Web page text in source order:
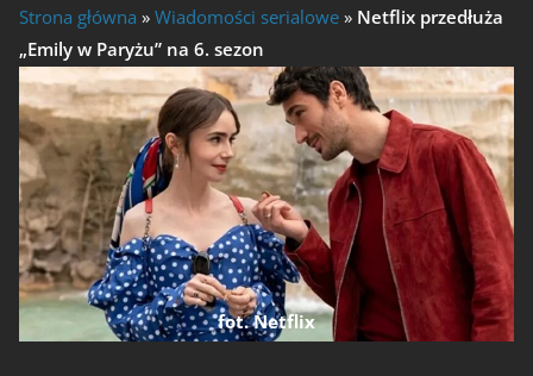
Strona główna » Wiadomości serialowe » Netflix przedłuża
„Emily w Paryżu” na 6. sezon
fot. Netflix